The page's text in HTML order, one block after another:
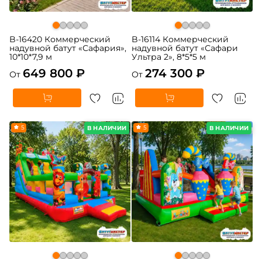
B-16420 Коммерческий
надувной батут «Сафария»,
10*10*7,9 м
От 649 800 ₽
B-16114 Коммерческий
надувной батут «Сафари
Ультра 2», 8*5*5 м
От 274 300 ₽
В НАЛИЧИИ
5 В НАЛИЧИИ
5